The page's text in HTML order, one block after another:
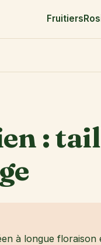
Fruitiers
:
à longue floraison